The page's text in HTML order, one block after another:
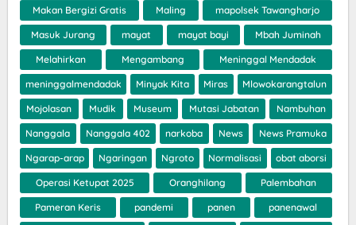
Makan Bergizi Gratis Maling mapolsek Tawangharjo
Masuk Jurang mayat mayat bayi Mbah Juminah
Melahirkan Mengambang Meninggal Mendadak
meninggalmendadak Minyak Kita Miras Mlowokarangtalun
Mojolasan Mudik Museum Mutasi Jabatan Nambuhan
Nanggala Nanggala 402 narkoba News News Pramuka
Ngarap-arap Ngaringan Ngroto Normalisasi obat aborsi
Operasi Ketupat 2025 Oranghilang Palembahan
Pameran Keris pandemi panen panenawal